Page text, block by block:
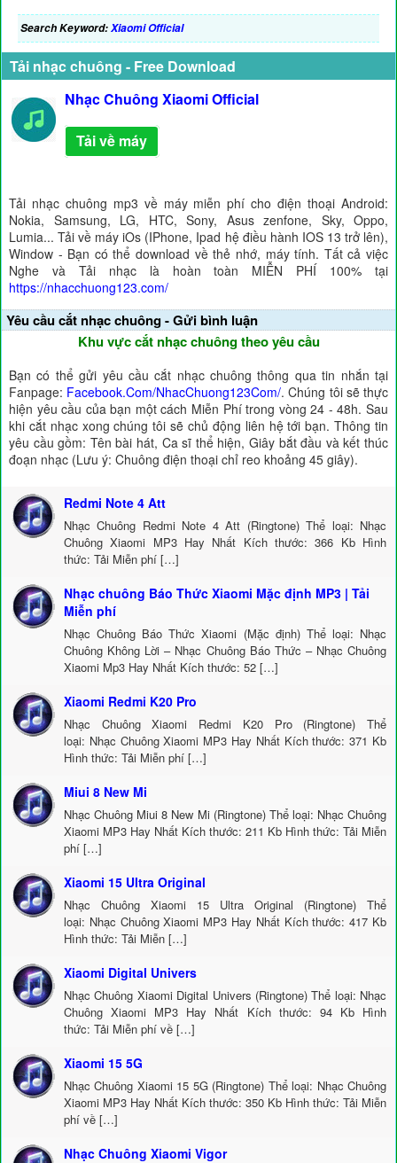
Search Keyword:Xiaomi Official
Tải nhạc chuông - Free Download
Nhạc Chuông Xiaomi Official
Tải về máy
Tải nhạc chuông mp3 về máy miễn phí cho điện thoại Android:
Nokia, Samsung, LG, HTC, Sony, Asus zenfone, Sky, Oppo,
Lumia... Tải về máy iOs (IPhone, Ipad hệ điều hành IOS 13 trở lên),
Window - Bạn có thể download về thẻ nhớ, máy tính. Tất cả việc
Nghe và Tải nhạc là hoàn toàn MIỄN PHÍ 100% tại
https://nhacchuong123.com/
Yêu cầu cắt nhạc chuông - Gửi bình luận
Khu vực cắt nhạc chuông theo yêu cầu
Bạn có thể gửi yêu cầu cắt nhạc chuông thông qua tin nhắn tại
Fanpage: Facebook.Com/NhacChuong123Com/. Chúng tôi sẽ thực
hiện yêu cầu của bạn một cách Miễn Phí trong vòng 24 - 48h. Sau
khi cắt nhạc xong chúng tôi sẽ chủ động liên hệ tới bạn. Thông tin
yêu cầu gồm: Tên bài hát, Ca sĩ thể hiện, Giây bắt đầu và kết thúc
đoạn nhạc (Lưu ý: Chuông điện thoại chỉ reo khoảng 45 giây).
Redmi Note 4 Att
Nhạc Chuông Redmi Note 4 Att (Ringtone) Thể loại: Nhạc
Chuông Xiaomi MP3 Hay Nhất Kích thước: 366 Kb Hình
thức: Tải Miễn phí […]
Nhạc chuông Báo Thức Xiaomi Mặc định MP3 | Tải
Miễn phí
Nhạc Chuông Báo Thức Xiaomi (Mặc định) Thể loại: Nhạc
Chuông Không Lời – Nhạc Chuông Báo Thức – Nhạc Chuông
Xiaomi Mp3 Hay Nhất Kích thước: 52 […]
Xiaomi Redmi K20 Pro
Nhạc Chuông Xiaomi Redmi K20 Pro (Ringtone) Thể
loại: Nhạc Chuông Xiaomi MP3 Hay Nhất Kích thước: 371 Kb
Hình thức: Tải Miễn phí […]
Miui 8 New Mi
Nhạc Chuông Miui 8 New Mi (Ringtone) Thể loại: Nhạc Chuông
Xiaomi MP3 Hay Nhất Kích thước: 211 Kb Hình thức: Tải Miễn
phí […]
Xiaomi 15 Ultra Original
Nhạc Chuông Xiaomi 15 Ultra Original (Ringtone) Thể
loại: Nhạc Chuông Xiaomi MP3 Hay Nhất Kích thước: 417 Kb
Hình thức: Tải Miễn […]
Xiaomi Digital Univers
Nhạc Chuông Xiaomi Digital Univers (Ringtone) Thể loại: Nhạc
Chuông Xiaomi MP3 Hay Nhất Kích thước: 94 Kb Hình
thức: Tải Miễn phí về […]
Xiaomi 15 5G
Nhạc Chuông Xiaomi 15 5G (Ringtone) Thể loại: Nhạc Chuông
Xiaomi MP3 Hay Nhất Kích thước: 350 Kb Hình thức: Tải Miễn
phí về […]
Nhạc Chuông Xiaomi Vigor